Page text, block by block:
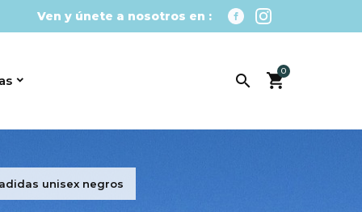
Ven y únete a nosotros en :
0

unisex negros